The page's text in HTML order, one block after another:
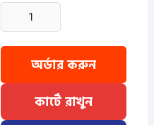
3
Pcs
Baby
-
Misty+Pest+Lavender
quantityকার্টে রাখুন
অর্ডার করুন